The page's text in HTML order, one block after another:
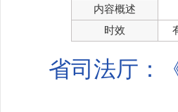
内容概述
时效
省司法厅：